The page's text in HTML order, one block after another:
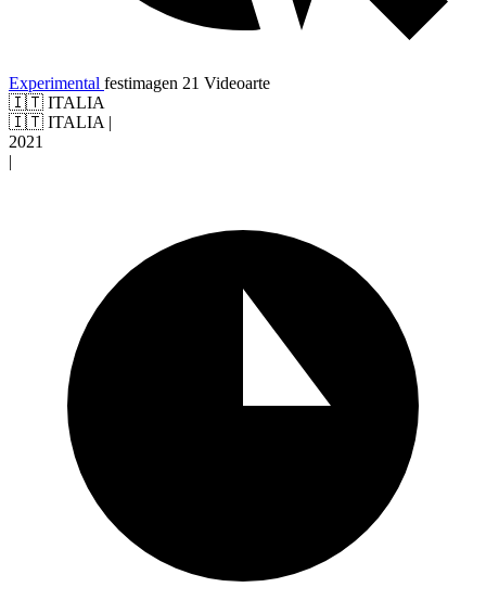
Experimental festimagen 21 Videoarte
🇮🇹 ITALIA
🇮🇹 ITALIA |
2021
|